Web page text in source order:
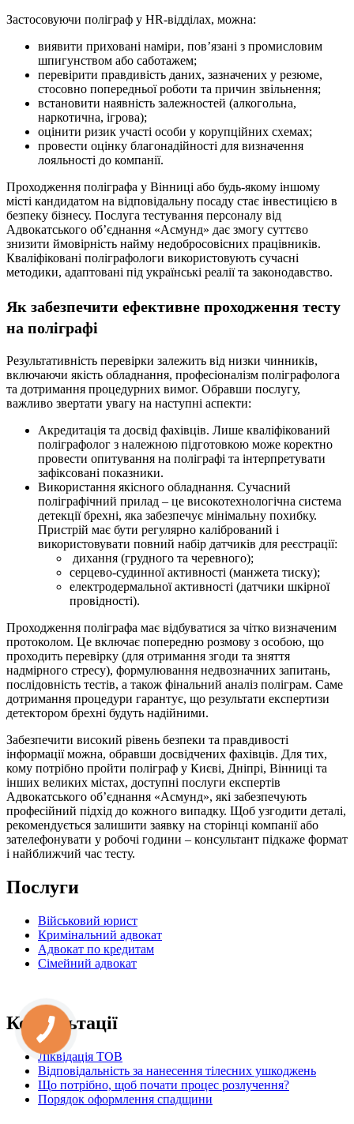
Застосовуючи поліграф у HR-відділах, можна:
виявити приховані наміри, пов’язані з промисловим
шпигунством або саботажем;
перевірити правдивість даних, зазначених у резюме,
стосовно попередньої роботи та причин звільнення;
встановити наявність залежностей (алкогольна,
наркотична, ігрова);
оцінити ризик участі особи у корупційних схемах;
провести оцінку благонадійності для визначення
лояльності до компанії.
Проходження поліграфа у Вінниці або будь-якому іншому
місті кандидатом на відповідальну посаду стає інвестицією в
безпеку бізнесу. Послуга тестування персоналу від
Адвокатського об’єднання «Асмунд» дає змогу суттєво
знизити ймовірність найму недобросовісних працівників.
Кваліфіковані поліграфологи використовують сучасні
методики, адаптовані під українські реалії та законодавство.
Як забезпечити ефективне проходження тесту
на поліграфі
Результативність перевірки залежить від низки чинників,
включаючи якість обладнання, професіоналізм поліграфолога
та дотримання процедурних вимог. Обравши послугу,
важливо звертати увагу на наступні аспекти:
Акредитація та досвід фахівців. Лише кваліфікований
поліграфолог з належною підготовкою може коректно
провести опитування на поліграфі та інтерпретувати
зафіксовані показники.
Використання якісного обладнання. Сучасний
поліграфічний прилад – це високотехнологічна система
детекції брехні, яка забезпечує мінімальну похибку.
Пристрій має бути регулярно калібрований і
використовувати повний набір датчиків для реєстрації:
дихання (грудного та черевного);
серцево-судинної активності (манжета тиску);
електродермальної активності (датчики шкірної
провідності).
Проходження поліграфа має відбуватися за чітко визначеним
протоколом. Це включає попередню розмову з особою, що
проходить перевірку (для отримання згоди та зняття
надмірного стресу), формулювання недвозначних запитань,
послідовність тестів, а також фінальний аналіз поліграм. Саме
дотримання процедури гарантує, що результати експертизи
детектором брехні будуть надійними.
Забезпечити високий рівень безпеки та правдивості
інформації можна, обравши досвідчених фахівців. Для тих,
кому потрібно пройти поліграф у Києві, Дніпрі, Вінниці та
інших великих містах, доступні послуги експертів
Адвокатського об’єднання «Асмунд», які забезпечують
професійний підхід до кожного випадку. Щоб узгодити деталі,
рекомендується залишити заявку на сторінці компанії або
зателефонувати у робочі години – консультант підкаже формат
і найближчий час тесту.
Послуги
Військовий юрист
Кримінальний адвокат
Адвокат по кредитам
Сімейний адвокат
Консультації
Ліквідація ТОВ
Відповідальність за нанесення тілесних ушкоджень
Що потрібно, щоб почати процес розлучення?
Порядок оформлення спадщини